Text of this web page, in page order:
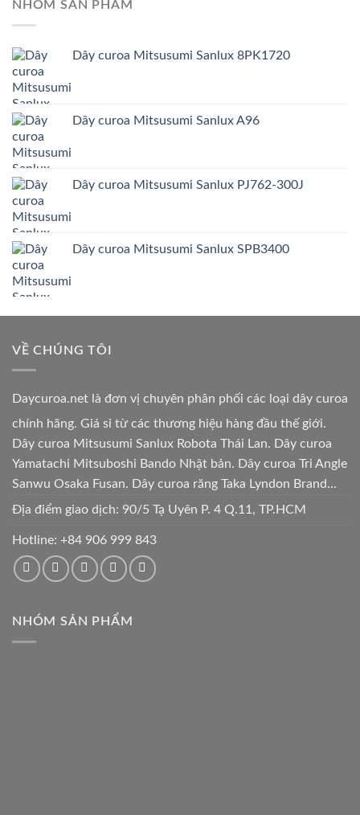
NHÓM SẢN PHẨM
Dây curoa Mitsusumi Sanlux 8PK1720
Dây curoa Mitsusumi Sanlux A96
Dây curoa Mitsusumi Sanlux PJ762-300J
Dây curoa Mitsusumi Sanlux SPB3400
VỀ CHÚNG TÔI
Daycuroa.net là đơn vị chuyên phân phối các loại dây curoa
chính hãng. Giá sỉ từ các thương hiệu hàng đầu thế giới.
Dây curoa Mitsusumi Sanlux Robota Thái Lan. Dây curoa
Yamatachi Mitsuboshi Bando Nhật bản. Dây curoa Tri Angle
Sanwu Osaka Fusan. Dây curoa răng Taka Lyndon Brand...
Địa điểm giao dịch: 90/5 Tạ Uyên P. 4 Q.11, TP.HCM
Hotline: +84 906 999 843
NHÓM SẢN PHẨM